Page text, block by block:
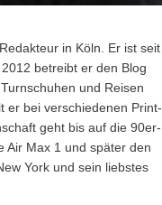
in Köln. Er ist seit
betreibt er den Blog
und Reisen
er bei verschiedenen Print-
geht bis auf die 90er-
Air Max 1 und später den
York und sein liebstes